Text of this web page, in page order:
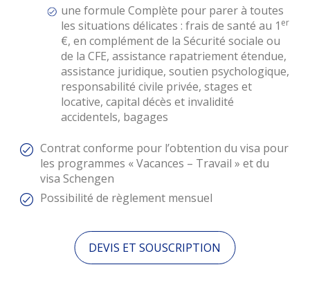
une formule Complète pour parer à toutes
les situations délicates : frais de santé au 1 er
€, en complément de la Sécurité sociale ou
de la CFE, assistance rapatriement étendue,
assistance juridique, soutien psychologique,
responsabilité civile privée, stages et
locative, capital décès et invalidité
accidentels, bagages
Contrat conforme pour l’obtention du visa pour
les programmes « Vacances – Travail » et du
visa Schengen
Possibilité de règlement mensuel
DEVIS ET SOUSCRIPTION